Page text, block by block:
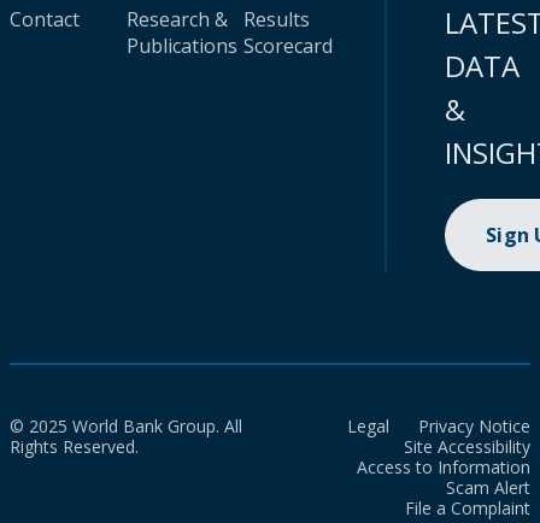
Contact
Research &
Publications
Results
Scorecard
DATA
&
Sign
© 2025 World Bank Group. All
Rights Reserved.
Legal
Privacy Notice
Site Accessibility
Access to Information
Scam Alert
File a Complaint